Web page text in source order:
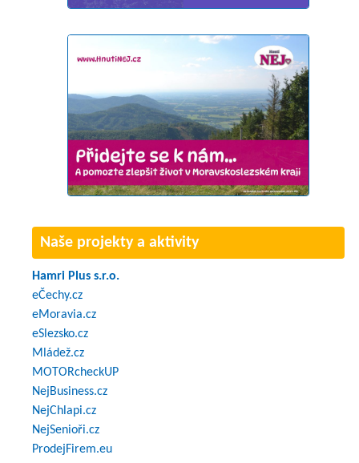
Naše projekty a aktivity
Hamri Plus s.r.o.
eČechy.cz
eMoravia.cz
eSlezsko.cz
Mládež.cz
MOTORcheckUP
NejBusiness.cz
NejChlapi.cz
NejSenioři.cz
ProdejFirem.eu